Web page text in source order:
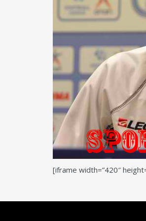
[iframe width=”420″